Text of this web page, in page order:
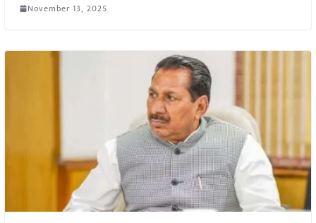
November 13, 2025